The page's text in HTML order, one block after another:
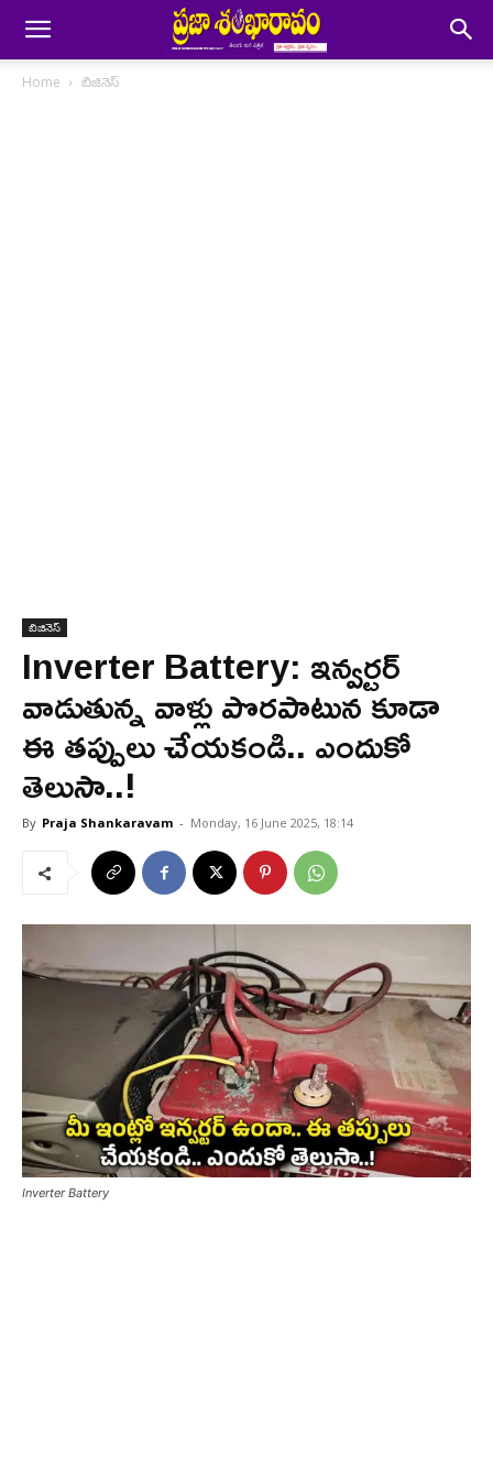
Home బిజినెస్
బిజినెస్
Inverter Battery: ఇన్వర్టర్
వాడుతున్న వాళ్లు పొరపాటున కూడా
ఈ తప్పులు చేయకండి.. ఎందుకో
తెలుసా..!
By Praja Shankaravam - Monday, 16 June 2025, 18:14
Inverter Battery